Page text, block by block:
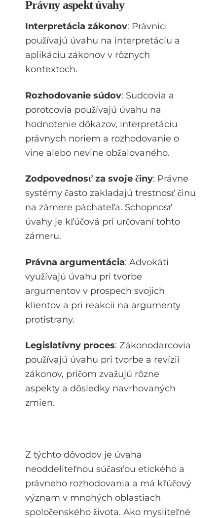
Právny aspekt úvahy
Interpretácia zákonov: Právnici
používajú úvahu na interpretáciu a
aplikáciu zákonov v rôznych
kontextoch.
Rozhodovanie súdov: Sudcovia a
porotcovia používajú úvahu na
hodnotenie dôkazov, interpretáciu
právnych noriem a rozhodovanie o
vine alebo nevine obžalovaného.
Zodpovednosť za svoje činy: Právne
systémy často zakladajú trestnosť činu
na zámere páchateľa. Schopnosť
úvahy je kľúčová pri určovaní tohto
zámeru.
Právna argumentácia: Advokáti
využívajú úvahu pri tvorbe
argumentov v prospech svojich
klientov a pri reakcii na argumenty
protistrany.
Legislatívny proces: Zákonodarcovia
používajú úvahu pri tvorbe a revízii
zákonov, pričom zvažujú rôzne
aspekty a dôsledky navrhovaných
zmien.
Z týchto dôvodov je úvaha
neoddeliteľnou súčasťou etického a
právneho rozhodovania a má kľúčový
význam v mnohých oblastiach
spoločenského života. Ako mysliteľné